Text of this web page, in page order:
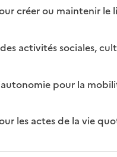
créer ou maintenir le
activités sociales,
pour la
les actes de la vie